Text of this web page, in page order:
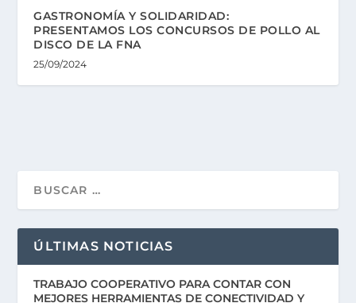
GASTRONOMÍA Y SOLIDARIDAD:
PRESENTAMOS LOS CONCURSOS DE POLLO AL
DISCO DE LA FNA
25/09/2024
ÚLTIMAS NOTICIAS
TRABAJO COOPERATIVO PARA CONTAR CON
MEJORES HERRAMIENTAS DE CONECTIVIDAD Y